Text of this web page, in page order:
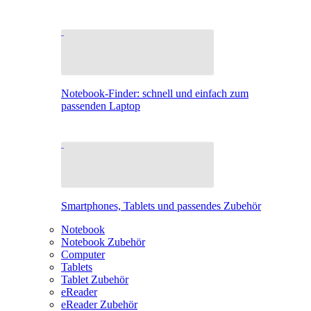
Notebook-Finder: schnell und einfach zum
passenden Laptop
Smartphones, Tablets und passendes Zubehör
Notebook
Notebook Zubehör
Computer
Tablets
Tablet Zubehör
eReader
eReader Zubehör